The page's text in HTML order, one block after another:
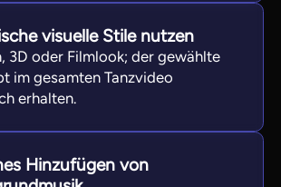
visuelle Stile nutzen
3D oder Filmlook; der gewählte
im gesamten Tanzvideo
erhalten.
Hinzufügen von